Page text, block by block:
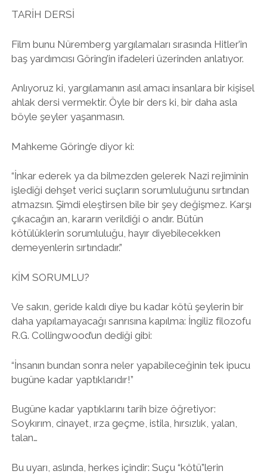
TARİH DERSİ
Film bunu Nüremberg yargılamaları sırasında Hitler’in
baş yardımcısı Göring’in ifadeleri üzerinden anlatıyor.
Anlıyoruz ki, yargılamanın asıl amacı insanlara bir kişisel
ahlak dersi vermektir. Öyle bir ders ki, bir daha asla
böyle şeyler yaşanmasın.
Mahkeme Göring’e diyor ki:
“İnkar ederek ya da bilmezden gelerek Nazi rejiminin
işlediği dehşet verici suçların sorumluluğunu sırtından
atmazsın. Şimdi eleştirsen bile bir şey değişmez. Karşı
çıkacağın an, kararın verildiği o andır. Bütün
kötülüklerin sorumluluğu, hayır diyebilecekken
demeyenlerin sırtındadır.”
KİM SORUMLU?
Ve sakın, geride kaldı diye bu kadar kötü şeylerin bir
daha yapılamayacağı sanrısına kapılma: İngiliz filozofu
R.G. Collingwood’un dediği gibi:
“İnsanın bundan sonra neler yapabileceğinin tek ipucu
bugüne kadar yaptıklarıdır!”
Bugüne kadar yaptıklarını tarih bize öğretiyor:
Soykırım, cinayet, ırza geçme, istila, hırsızlık, yalan,
talan…
Bu uyarı, aslında, herkes içindir: Suçu “kötü”lerin